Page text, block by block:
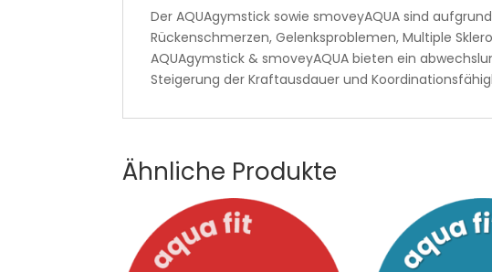
Der AQUAgymstick sowie smoveyAQUA sind
Rückenschmerzen, Gelenksproblemen, Multiple
AQUAgymstick & smoveyAQUA bieten ein
Steigerung der Kraftausdauer und
Ähnliche Produkte